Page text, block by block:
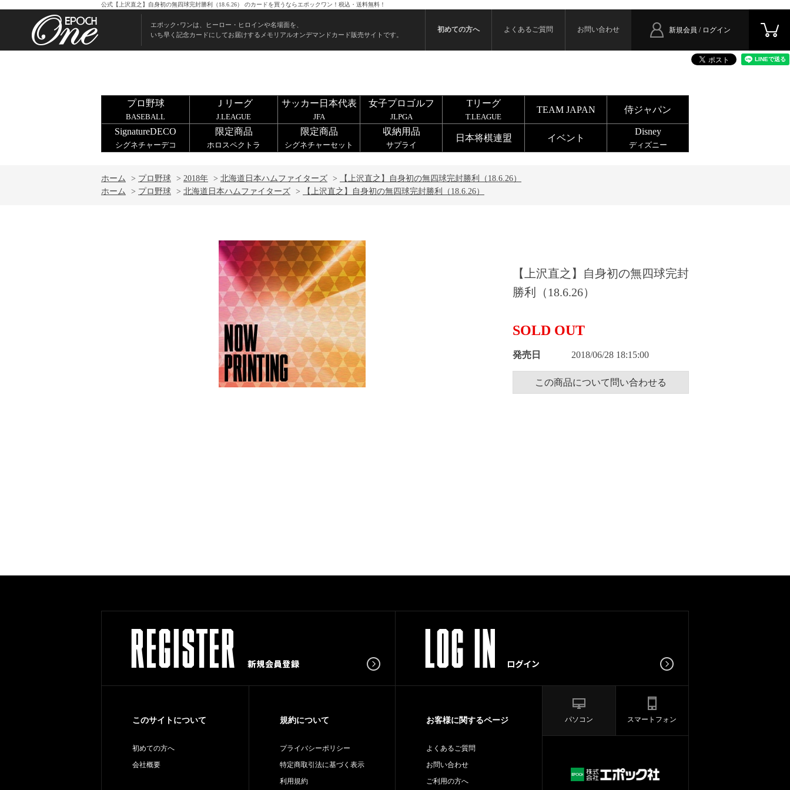
公式【上沢直之】自身初の無四球完封勝利（18.6.26） のカードを買うならエポックワン！税込・送料無料！
エポック･ワンは、ヒーロー・ヒロインや名場面を、
いち早く記念カードにしてお届けするメモリアルオンデマンドカード販売サイトです。
新規会員 / ログイン
初めての方へ よくあるご質問 お問い合わせ
プロ野球
BASEBALL
Ｊリーグ
J.LEAGUE
サッカー日本代表
JFA
女子プロゴルフ
JLPGA
Tリーグ
T.LEAGUE
TEAM JAPAN 侍ジャパン
SignatureDECO
シグネチャーデコ
限定商品
ホロスペクトラ
限定商品
シグネチャーセット
収納用品
サプライ
日本将棋連盟 イベント
Disney
ディズニー
ホーム > プロ野球 > 2018年 > 北海道日本ハムファイターズ >
【上沢直之】自身初の無四球完封勝利（18.6.26）
ホーム
> プロ野球 > 北海道日本ハムファイターズ > 【上沢直之】自身初の無四球完封勝利（18.6.26）
【上沢直之】自身初の無四球完封
勝利（18.6.26）
SOLD OUT
発売日 2018/06/28 18:15:00
この商品について問い合わせる
このサイトについて
初めての方へ
会社概要
規約について
プライバシーポリシー
特定商取引法に基づく表示
利用規約
お客様に関するページ
よくあるご質問
お問い合わせ
ご利用の方へ
パソコン スマートフォン